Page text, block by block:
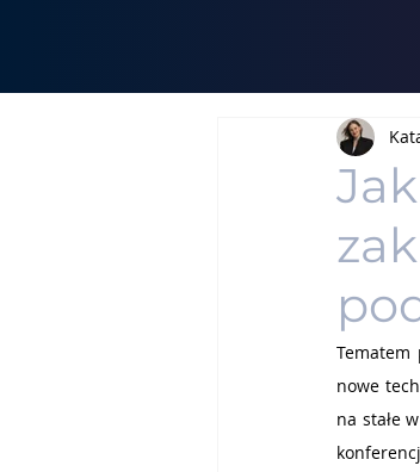
Tematem
nowe
na stałe